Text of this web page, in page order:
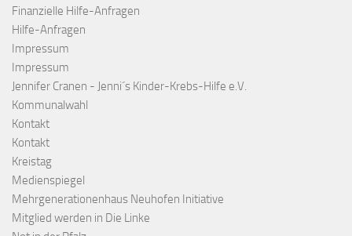
Finanzielle Hilfe-Anfragen
Hilfe-Anfragen
Impressum
Impressum
Jennifer Cranen - Jenni´s Kinder-Krebs-Hilfe e.V.
Kommunalwahl
Kontakt
Kontakt
Kreistag
Medienspiegel
Mehrgenerationenhaus Neuhofen Initiative
Mitglied werden in Die Linke